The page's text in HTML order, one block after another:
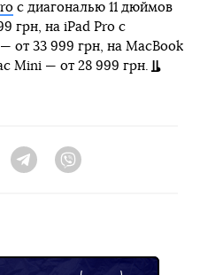
с диагональю 11 дюймов
грн, на iPad Pro с
от 33 999 грн, на MacBook
Mini — от 28 999 грн.
Twitter Telegram